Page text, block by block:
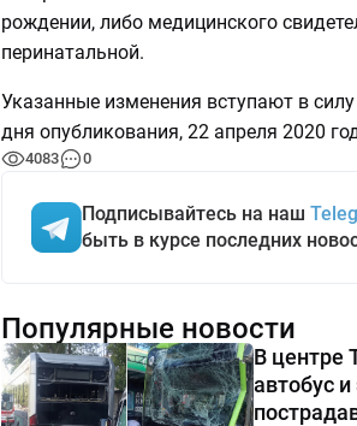
рождении, либо медицинского
перинатальной.
Указанные изменения вступают в
дня опубликования, 22 апреля 2020
4083 0
Подписывайтесь на наш
быть в курсе последних
Популярные новости
В центре
автобус и